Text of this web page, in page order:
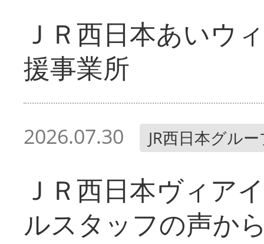
ＪＲ西日本あいウ
援事業所
2026.07.30 JR西日本グル
ＪＲ西日本ヴィア
ルスタッフの声か